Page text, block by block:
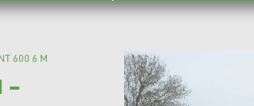
600 6 M
-